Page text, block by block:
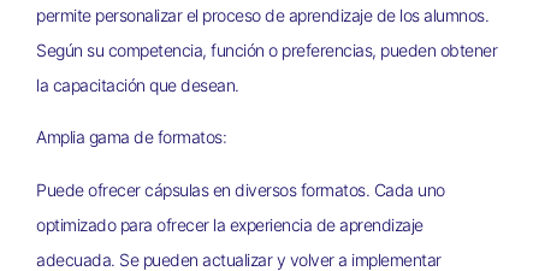
permite personalizar el proceso de aprendizaje de los alumnos.
Según su competencia, función o preferencias, pueden obtener
la capacitación que desean.
Amplia gama de formatos:
Puede ofrecer cápsulas en diversos formatos. Cada uno
optimizado para ofrecer la experiencia de aprendizaje
adecuada. Se pueden actualizar y volver a implementar